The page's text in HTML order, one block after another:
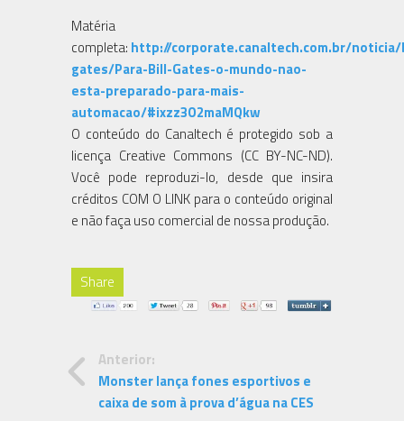
Matéria
completa: http://corporate.canaltech.com.br/
gates/Para-Bill-Gates-o-mundo-nao-
esta-preparado-para-mais-
automacao/#ixzz3O2maMQkw
O conteúdo do Canaltech é protegido sob a
licença Creative Commons (CC BY-NC-ND).
Você pode reproduzi-lo, desde que insira
créditos COM O LINK para o conteúdo original
e não faça uso comercial de nossa produção.
Share
Anterior:
Monster lança fones esportivos e
caixa de som à prova d’água na CES